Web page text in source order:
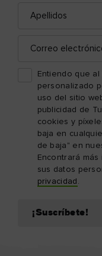
electrónico
Entiendo que
personalizado
uso del sitio
publicidad de
cookies y
baja en
de baja" en
Encontrará
sus datos
privacidad
¡Suscríbete!